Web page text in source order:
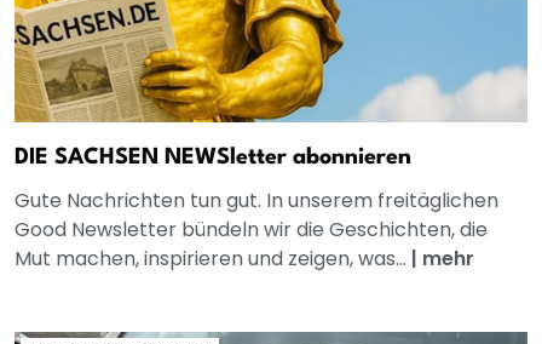
DIE SACHSEN NEWSletter abonnieren
Gute Nachrichten tun gut. In unserem freitäglichen
Good Newsletter bündeln wir die Geschichten, die
Mut machen, inspirieren und zeigen, was... | mehr